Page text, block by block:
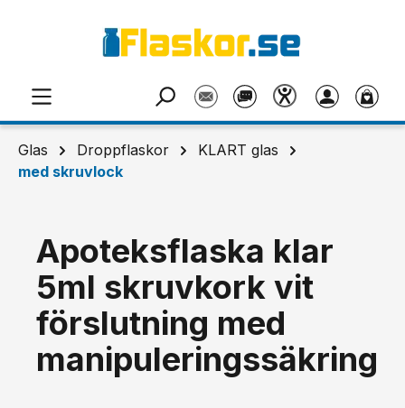
Glas Droppflaskor
KLART glas
med skruvlock
Apoteksflaska klar
5ml skruvkork vit
förslutning med
manipuleringssäkring